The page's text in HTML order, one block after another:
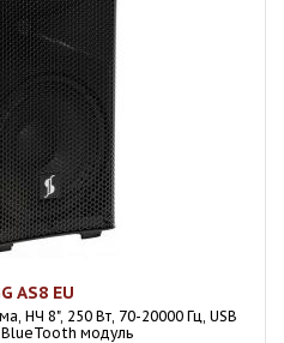
AS8 EU
НЧ 8", 250 Вт, 70-20000 Гц, USB
модуль